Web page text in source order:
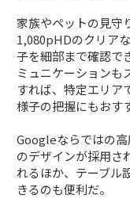
家族やペットの見守
1,080pHDのクリア
子を細部まで確認で
ミュニケーションも
すれば、特定エリア
様子の把握にもおす
Googleならではの
のデザインが採用さ
れるほか、テーブル
きるのも便利だ。